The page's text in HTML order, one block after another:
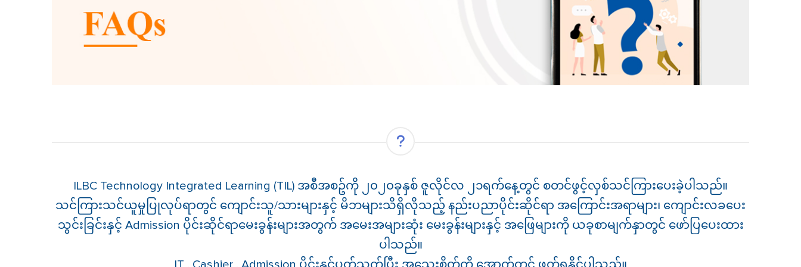
ILBC Technology Integrated Learning (TIL) အစီအစဥ်ကို ၂၀၂၀ခုနှစ် ဇူလိုင်လ ၂၁ရက်နေ့တွင် စတင်ဖွင့်လှစ်သင်ကြားပေးခဲ့ပါသည်။
သင်ကြားသင်ယူမှုပြုလုပ်ရာတွင် ကျောင်းသူ/သားများနှင့် မိဘများသိရှိလိုသည့် နည်းပညာပိုင်းဆိုင်ရာ အကြောင်းအရာများ၊ ကျောင်းလခပေး
သွင်းခြင်းနှင့် Admission ပိုင်းဆိုင်ရာမေးခွန်းများအတွက် အမေးအများဆုံး မေးခွန်းများနှင့် အဖြေများကို ယခုစာမျက်နှာတွင် ဖော်ပြပေးထား
ပါသည်။